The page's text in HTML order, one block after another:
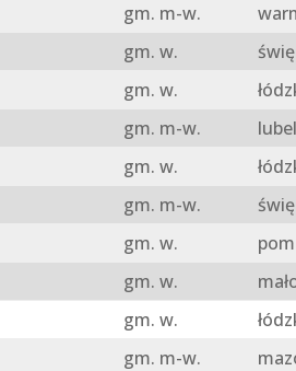
gm. m-w.
gm. w.
gm. w.
gm. m-w.
gm. w.
gm. m-w.
gm. w.
gm. w.
gm. w.
gm. m-w.